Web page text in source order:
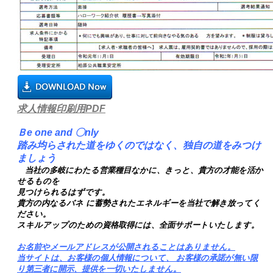
求人情報印刷用PDF
Ｂe one and 〇nly
踏み均らされた道をゆくのではなく、独自の道をみつけ
ましょう
当社の多岐にわたる営業種目なかに、きっと、貴方の才能を活か
せるものを
見つけられるはずです。
貴方の内なるバネ に蓄勢されたエネルギーを当社で解き放ってく
ださい。
スキルアップのための資格取得には、全面サポートいたします。
お名前やメールアドレスが公開されることはありません。
当サイトは、お客様の個人情報について、 お客様の承諾が無い限
り第三者に開示、 提供を一切いたしません。